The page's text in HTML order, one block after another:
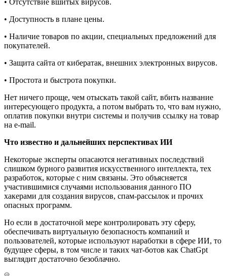
• Доступность в плане цены.
• Наличие товаров по акции, специальных предложений для
покупателей.
• Защита сайта от кибератак, внешних электронных вирусов.
• Простота и быстрота покупки.
Нет ничего проще, чем отыскать такой сайт, вбить название
интересующего продукта, а потом выбрать то, что вам нужно,
оплатив покупки внутри системы и получив ссылку на товар
на e-mail.
Что известно и дальнейших перспективах ИИ
Некоторые эксперты опасаются негативных последствий
слишком бурного развития искусственного интеллекта, тех
разработок, которые с ним связаны. Это объясняется
участившимися случаями использования данного ПО
хакерами для создания вирусов, спам-рассылок и прочих
опасных программ.
Но если в достаточной мере контролировать эту сферу,
обеспечивать виртуальную безопасность компаний и
пользователей, которые используют наработки в сфере ИИ, то
будущее сферы, в том числе и таких чат-ботов как ChatGpt
выглядит достаточно безоблачно.